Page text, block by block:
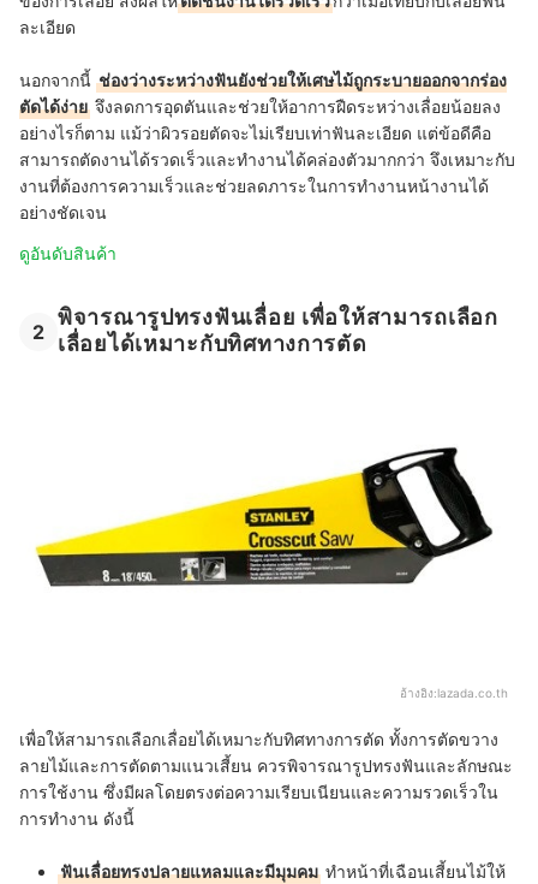
ละเอียด
นอกจากนี้ ช่องว่างระหว่างฟันยังช่วยให้เศษไม้ถูกระบายออกจากร่อง
ตัดได้ง่าย จึงลดการอุดตันและช่วยให้อาการฝืดระหว่างเลื่อยน้อยลง
อย่างไรก็ตาม แม้ว่าผิวรอยตัดจะไม่เรียบเท่าฟันละเอียด แต่ข้อดีคือ
สามารถตัดงานได้รวดเร็วและทำงานได้คล่องตัวมากกว่า จึงเหมาะกับ
งานที่ต้องการความเร็วและช่วยลดภาระในการทำงานหน้างานได้
อย่างชัดเจน
ดูอันดับสินค้า
2
พิจารณารูปทรงฟันเลื่อย เพื่อให้สามารถเลือก
เลื่อยได้เหมาะกับทิศทางการตัด
อ้างอิง:lazada.co.th
เพื่อให้สามารถเลือกเลื่อยได้เหมาะกับทิศทางการตัด ทั้งการตัดขวาง
ลายไม้และการตัดตามแนวเสี้ยน ควรพิจารณารูปทรงฟันและลักษณะ
การใช้งาน ซึ่งมีผลโดยตรงต่อความเรียบเนียนและความรวดเร็วใน
การทำงาน ดังนี้
ฟันเลื่อยทรงปลายแหลมและมีมุมคม ทำหน้าที่เฉือนเสี้ยนไม้ให้